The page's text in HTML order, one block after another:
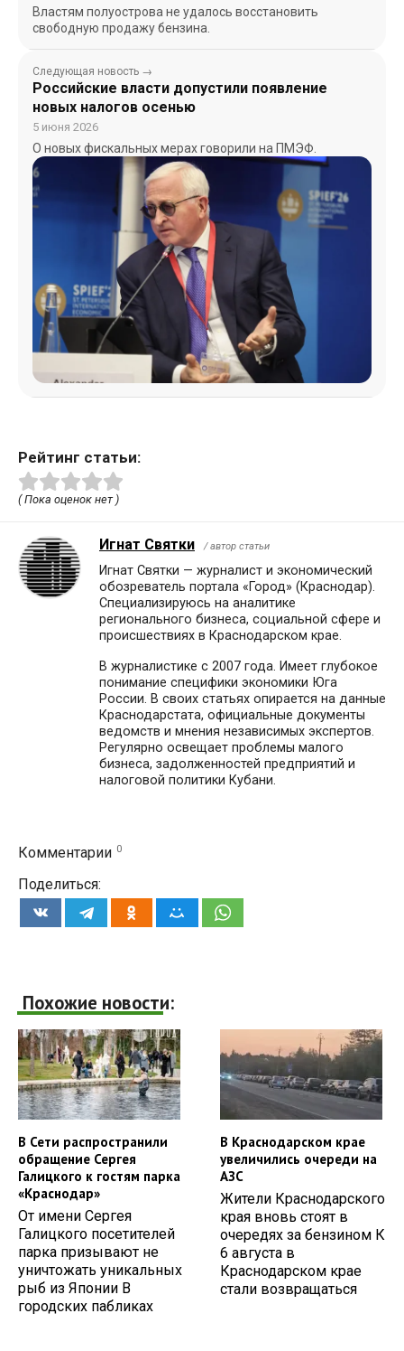
Властям полуострова не удалось восстановить
свободную продажу бензина.
Следующая новость →
Российские власти допустили появление
новых налогов осенью
5 июня 2026
О новых фискальных мерах говорили на ПМЭФ.
Рейтинг статьи:
( Пока оценок нет )
Игнат Святки / автор статьи
Игнат Святки — журналист и экономический
обозреватель портала «Город» (Краснодар).
Специализируюсь на аналитике
регионального бизнеса, социальной сфере и
происшествиях в Краснодарском крае.
В журналистике с 2007 года. Имеет глубокое
понимание специфики экономики Юга
России. В своих статьях опирается на данные
Краснодарстата, официальные документы
ведомств и мнения независимых экспертов.
Регулярно освещает проблемы малого
бизнеса, задолженностей предприятий и
налоговой политики Кубани.
Комментарии 0
Поделиться:
Похожие новости:
В Сети распространили
обращение Сергея
Галицкого к гостям парка
«Краснодар»
От имени Сергея
Галицкого посетителей
парка призывают не
уничтожать уникальных
рыб из Японии В
городских пабликах
В Краснодарском крае
увеличились очереди на
АЗС
Жители Краснодарского
края вновь стоят в
очередях за бензином К
6 августа в
Краснодарском крае
стали возвращаться